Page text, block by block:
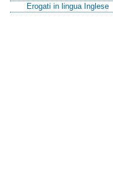
Erogati in lingua Inglese